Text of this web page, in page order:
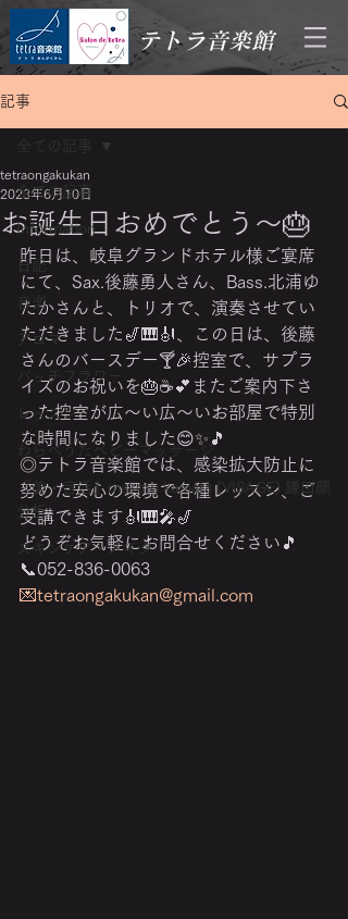
テトラ音楽館
記事
全ての記事
Information
日記
音楽
アロマ
バッチフラワー
レッスン
わらべうたベビーマッサージ
『美・音活』makoto kamata (VISAGE) 鎌田顔
分析
スキンケア・メイク
全ての記事
お誕生日おめでとう～🎂
tetraongakukan
2023年6月10日
昨日は、岐阜グランドホテル様ご宴席
にて、Sax.後藤勇人さん、Bass.北浦ゆ
たかさんと、トリオで、演奏させてい
ただきました🎷🎹🎻、この日は、後藤
さんのバースデー🍸️🎉控室で、サプラ
イズのお祝いを🎂☕💕またご案内下さ
った控室が広～い広～いお部屋で特別
な時間になりました😊✨️🎵
◎テトラ音楽館では、感染拡大防止に
努めた安心の環境で各種レッスン、ご
受講できます🎻🎹🎤🎷
どうぞお気軽にお問合せください🎵
📞052-836-0063
💌tetraongakukan@gmail.com